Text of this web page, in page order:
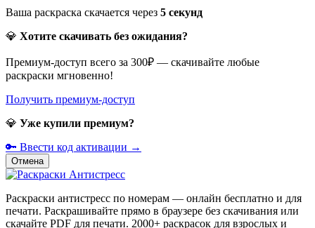
Ваша раскраска скачается через 5 секунд
💎 Хотите скачивать без ожидания?
Премиум-доступ всего за 300₽ — скачивайте любые
раскраски мгновенно!
Получить премиум-доступ
💎 Уже купили премиум?
🔑 Ввести код активации →
Отмена
Раскраски антистресс по номерам — онлайн бесплатно и для
печати. Раскрашивайте прямо в браузере без скачивания или
скачайте PDF для печати. 2000+ раскрасок для взрослых и